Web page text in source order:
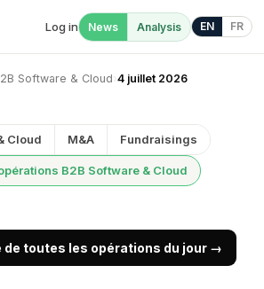
Log in News Analysis EN FR
Software & Cloud›4 juillet 2026
Cloud M&A Fundraisings
B2B Software & Cloud
de toutes les opérations du jour →